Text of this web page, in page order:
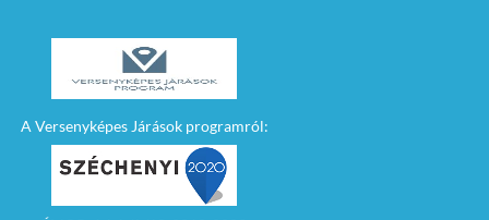
A Versenyképes Járások programról: